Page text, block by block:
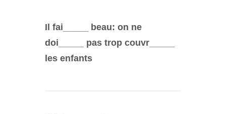
Il fai_____ beau: on ne
doi_____ pas trop couvr_____
les enfants